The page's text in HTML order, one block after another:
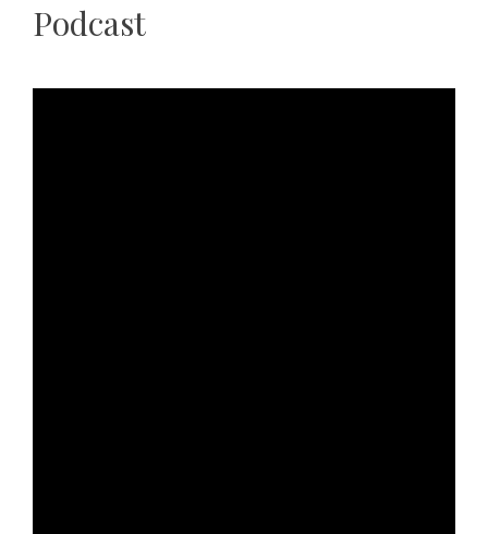
Podcast